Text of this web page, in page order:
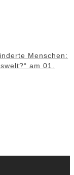
Menschen:
am 01.